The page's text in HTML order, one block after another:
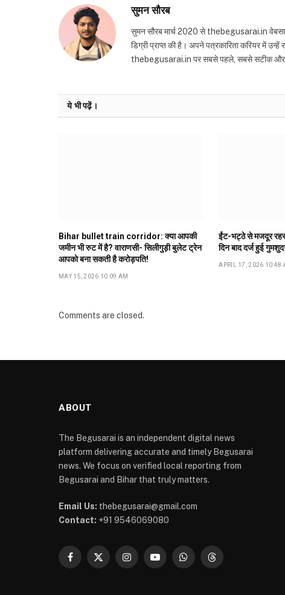
सुमन सौरब
सुमन सौरब मार्च 2020 से thebegusarai.in
डिग्री प्राप्त की है। अपने पत्रकारिता करियर में
thebegusarai.in पर सबसे पहले, सबसे सटीक और
ये भी पढ़ें।
Bihar bullet train corridor: क्या आपकी
जमीन भी रुट में है? वाराणसी- सिलीगुड़ी बुलेट ट्रेन
आपको बना सकती है करोड़पति!
MAY 15, 2026 10:09 AM
ईंट-भट्ठे से मजदूर
दिन बाद दर्ज हुई
APRIL 17, 2026 10:48
Comments are closed.
ABOUT
The Begusarai is an independent digital news
platform delivering accurate and timely Begusarai
news. We focus on verified local reporting from
Begusarai and Bihar that truly matters.
Email Us: thebegusarai@gmail.com
Contact: +91 9546069080
Facebook
X
InstagramYouTubeWhatsAppThreads